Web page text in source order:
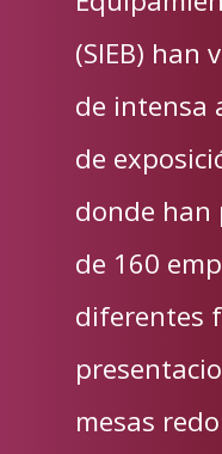
(SIEB) han
de intensa
de
donde han
de 160
diferentes
mesas